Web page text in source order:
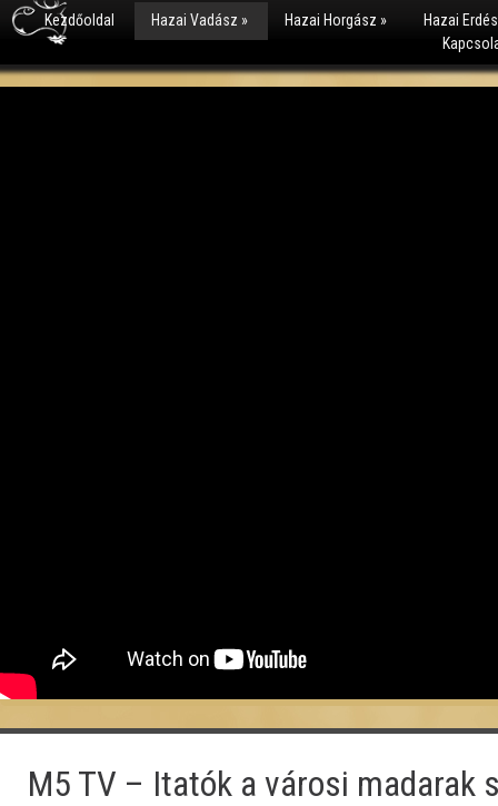
Kezdőoldal Hazai Vadász » Hazai Horgász »
Hazai
M5 TV – Itatók a városi madarak